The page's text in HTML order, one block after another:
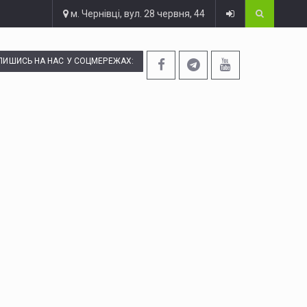
м. Чернівці, вул. 28 червня, 44
НА НАС У СОЦМЕРЕЖАХ: